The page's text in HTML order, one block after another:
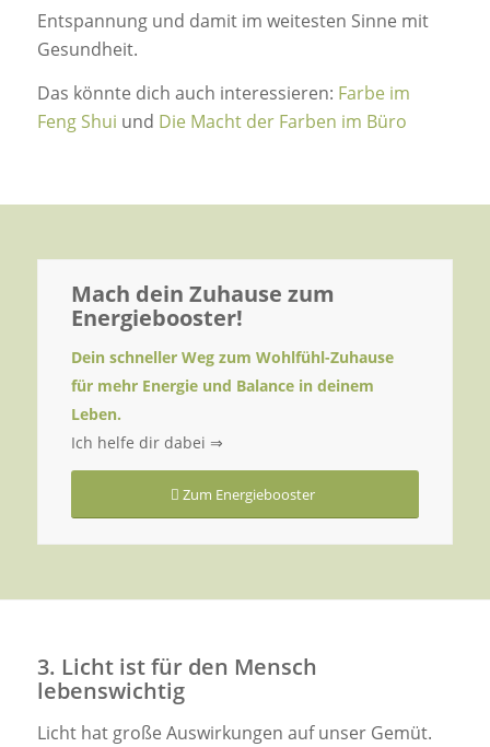
Entspannung und damit im weitesten Sinne mit
Gesundheit.
Das könnte dich auch interessieren: Farbe im
Feng Shui und Die Macht der Farben im Büro
Mach dein Zuhause zum
Energiebooster!
Dein schneller Weg zum Wohlfühl-Zuhause
für mehr Energie und Balance in deinem
Leben.
Ich helfe dir dabei ⇒
Zum Energiebooster
3. Licht ist für den Mensch
lebenswichtig
Licht hat große Auswirkungen auf unser Gemüt.